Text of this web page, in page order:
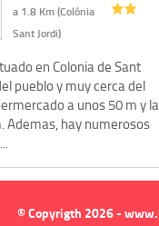
a 1.8 Km (Colónia
Sant Jordi)
en Colonia de Sant
pueblo y muy cerca del
a unos 50 m y la
Ademas, hay numerosos
© Copyrigth 2026 -